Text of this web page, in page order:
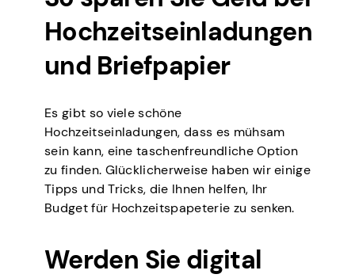
Hochzeitseinladungen
und Briefpapier
Es gibt so viele schöne
Hochzeitseinladungen, dass es mühsam
sein kann, eine taschenfreundliche Option
zu finden. Glücklicherweise haben wir einige
Tipps und Tricks, die Ihnen helfen, Ihr
Budget für Hochzeitspapeterie zu senken.
Werden Sie digital